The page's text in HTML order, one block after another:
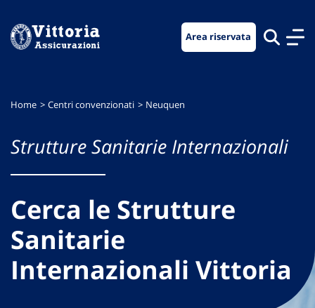
menu
contenuto
footer
Area riservata
Home Centri convenzionati Neuquen
Strutture Sanitarie Internazionali
Cerca le Strutture
Sanitarie
Internazionali Vittoria